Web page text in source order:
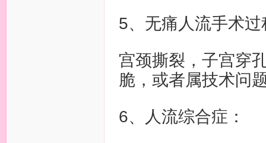
5、无痛人流手术
宫颈撕裂，子宫穿
脆，或者属技术问
6、人流综合症：